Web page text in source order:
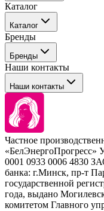
События
Покупателю
Каталог
Каталог
Сервисные
Уход
Стайлинг
Брови и ресницы
Барберинг
Наборы
Расходные
Бренды
Бренды
Tefia
Concept
Kezy
Barex
Sim Sensitive
Kebren
Selective
White Line
Наши контакты
Наши контакты
+ 375 44 7233514
+ 375 29 1649505
info@krasabel.by
Офис: г. Минск,
Частное
0001 0933 0006 4830
банка: г.Минск, пр-т
государственной
года, выдано
комитетом Главного